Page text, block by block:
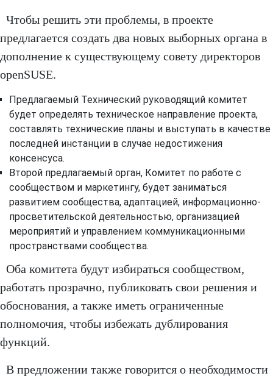
Чтобы решить эти проблемы, в проекте
предлагается создать два новых выборных органа в
дополнение к существующему совету директоров
openSUSE.
Предлагаемый Технический руководящий комитет
будет определять техническое направление проекта,
составлять технические планы и выступать в качестве
последней инстанции в случае недостижения
консенсуса.
Второй предлагаемый орган, Комитет по работе с
сообществом и маркетингу, будет заниматься
развитием сообщества, адаптацией, информационно-
просветительской деятельностью, организацией
мероприятий и управлением коммуникационными
пространствами сообщества.
Оба комитета будут избираться сообществом,
работать прозрачно, публиковать свои решения и
обоснования, а также иметь ограниченные
полномочия, чтобы избежать дублирования
функций.
В предложении также говорится о необходимости